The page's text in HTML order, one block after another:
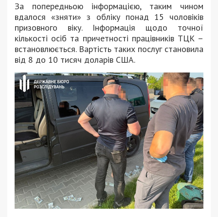
За попередньою інформацією, таким чином
вдалося «зняти» з обліку понад 15 чоловіків
призовного віку. Інформація щодо точної
кількості осіб та причетності працівників ТЦК –
встановлюється. Вартість таких послуг становила
від 8 до 10 тисяч доларів США.